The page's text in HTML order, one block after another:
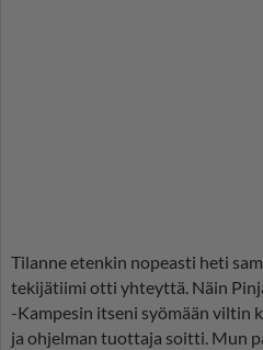
Tilanne etenkin nopeasti heti
tekijätiimi otti yhteyttä. Näin
-Kampesin itseni syömään viltin
ja ohjelman tuottaja soitti. Mun